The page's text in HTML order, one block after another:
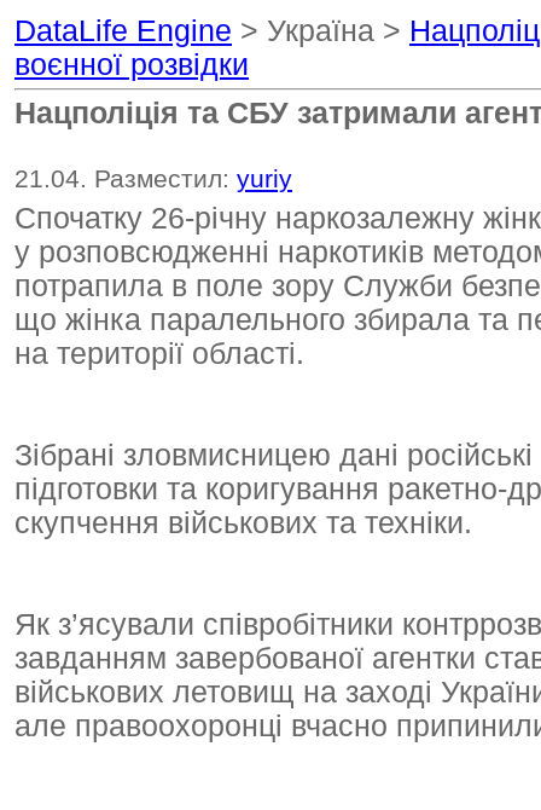
DataLife Engine > Україна >
воєнної розвідки
Нацполіція та СБУ затримали
21.04. Разместил: yuriy
Спочатку 26-річну наркозалежну
у розповсюдженні наркотиків
потрапила в поле зору Служби
що жінка паралельного збирала та
на території області.
Зібрані зловмисницею дані
підготовки та коригування ракетно-
скупчення військових та техніки.
Як з’ясували співробітники
завданням завербованої агентки
військових летовищ на заході
але правоохоронці вчасно